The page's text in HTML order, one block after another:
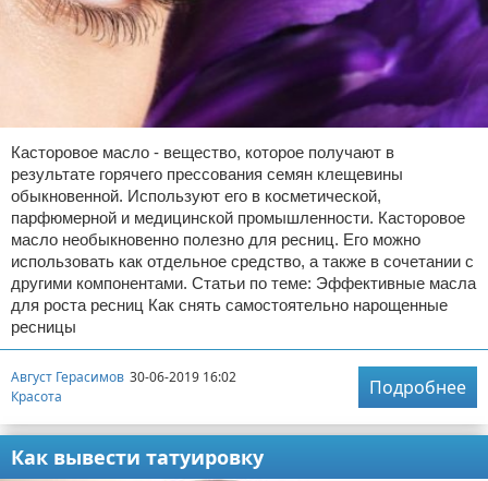
Касторовое масло - вещество, которое получают в
результате горячего прессования семян клещевины
обыкновенной. Используют его в косметической,
парфюмерной и медицинской промышленности. Касторовое
масло необыкновенно полезно для ресниц. Его можно
использовать как отдельное средство, а также в сочетании с
другими компонентами. Статьи по теме: Эффективные масла
для роста ресниц Как снять самостоятельно нарощенные
ресницы
Август Герасимов 30-06-2019 16:02
Красота
Подробнее
Как вывести татуировку